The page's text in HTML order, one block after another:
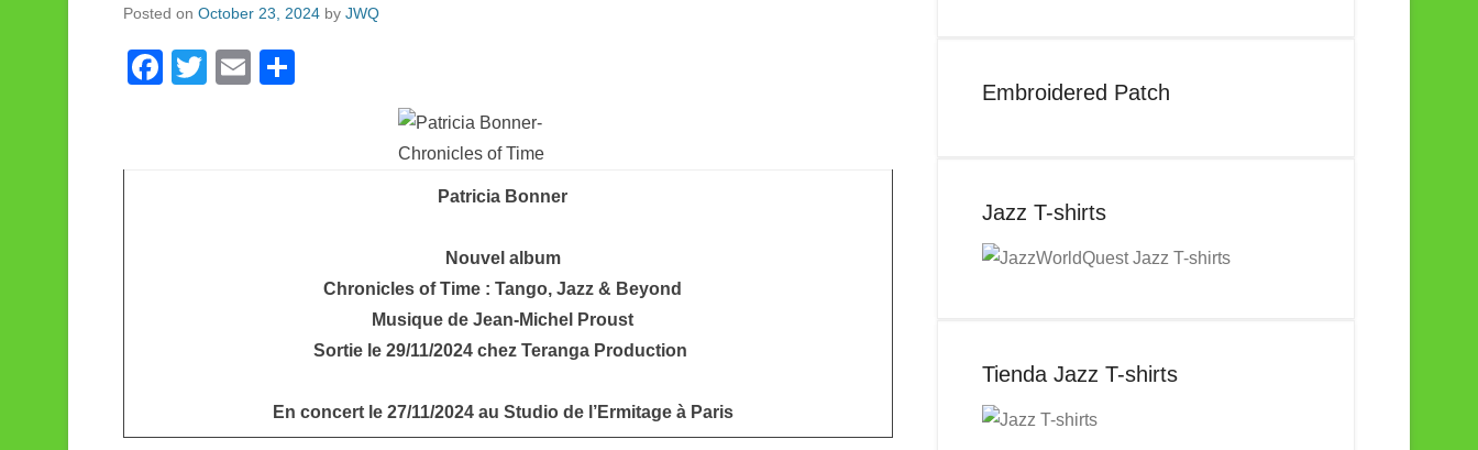
Posted on October 23, 2024 by JWQ
F
T
E
Patricia Bonner
Nouvel album
Chronicles of Time : Tango, Jazz & Beyond
Musique de Jean-Michel Proust
Sortie le 29/11/2024 chez Teranga Production
En concert le 27/11/2024 au Studio de l’Ermitage à Paris
Embroidered Patch
Jazz T-shirts
Tienda Jazz T-shirts